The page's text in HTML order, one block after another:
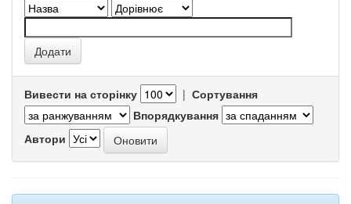
Вивести на сторінку | Сортування
Впорядкування
Автори